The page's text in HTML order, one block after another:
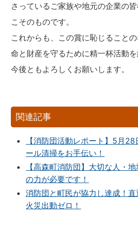
さっているご家族や地元の企業の
こそのものです。
これからも、この賞に恥じること
命と財産を守るために精一杯活動を
今後ともよろしくお願いします。
関連記事
【消防団活動レポート】5月
ール清掃をお手伝い！
【高森町消防団】大切な人・
の力が必要です！
消防団と町民が協力し達成！
火災出動ゼロ！